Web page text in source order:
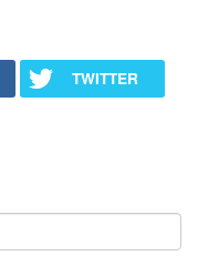
TWITTER